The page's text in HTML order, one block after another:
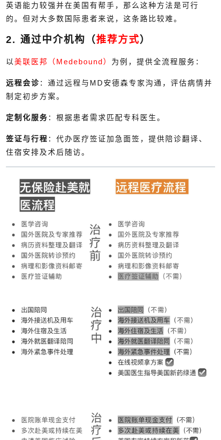
英语能力较强并在美国有帮手，那么这种方法是可行
的。但对大多数国际患者来说，这条路比较难。
2. 通过中介机构（推荐方式）
以 美联医邦（Medebound） 为例，提供全流程服务：
远程会诊：通过远程与MD安德森专家沟通，评估病情并
制定初步方案。
定制化服务 ：根据患者需求匹配专科医生。
签证与行程 ：代办医疗签证加急面签，提供陪诊翻译、
住宿安排及术后随访。